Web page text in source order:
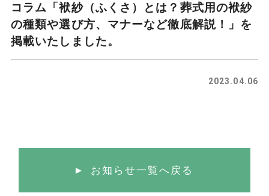
コラム「袱紗（ふくさ）とは？葬式用の袱紗
の種類や選び方、マナーなど徹底解説！」を
掲載いたしました。
2023.04.06
お知らせ一覧へ戻る